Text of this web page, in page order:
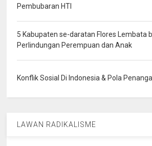
Pembubaran HTI
5 Kabupaten se-daratan Flores Lembata
Perlindungan Perempuan dan Anak
Konflik Sosial Di Indonesia & Pola
LAWAN RADIKALISME